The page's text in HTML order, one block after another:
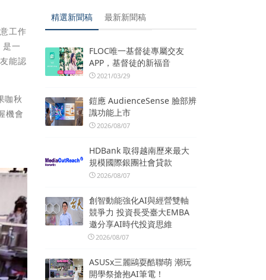
工作
一
能認
咖秋
機會
精選新聞稿 最新新聞稿
FLOC唯一基督徒專屬交友
APP，基督徒的新福音
2021/03/29
鎧應 AudienceSense 臉部辨
識功能上市
2026/08/07
HDBank 取得越南歷來最大
規模國際銀團社會貸款
2026/08/07
創智動能強化AI與經營雙軸
競爭力 投資長受臺大EMBA
邀分享AI時代投資思維
2026/08/07
ASUSx三麗鷗耍酷聯萌 潮玩
開學祭搶抱AI筆電！